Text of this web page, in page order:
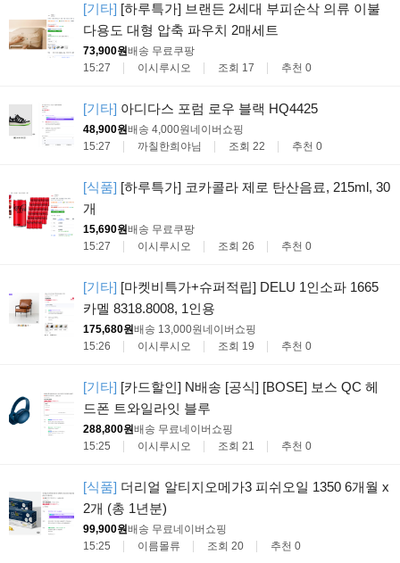
[기타] [하루특가] 브랜든 2세대 부피순삭 의류 이불
다용도 대형 압축 파우치 2매세트
73,900원배송 무료 쿠팡
15:27
이시루시오 조회 17 추천 0
[기타] 아디다스 포럼 로우 블랙 HQ4425
48,900원배송 4,000원네이버쇼핑
15:27
까칠한희야님 조회 22 추천 0
[식품] [하루특가] 코카콜라 제로 탄산음료, 215ml, 30
개
15,690원배송 무료 쿠팡
15:27
이시루시오 조회 26 추천 0
[기타] [마켓비특가+슈퍼적립] DELU 1인소파 1665
카멜 8318.8008, 1인용
175,680원배송 13,000원네이버쇼핑
15:26
이시루시오 조회 19 추천 0
[기타] [카드할인] N배송 [공식] [BOSE] 보스 QC 헤
드폰 트와일라잇 블루
288,800원배송 무료네이버쇼핑
15:25
이시루시오 조회 21 추천 0
[식품] 더리얼 알티지오메가3 피쉬오일 1350 6개월 x
2개 (총 1년분)
99,900원배송 무료네이버쇼핑
15:25
이름몰류 조회 20 추천 0